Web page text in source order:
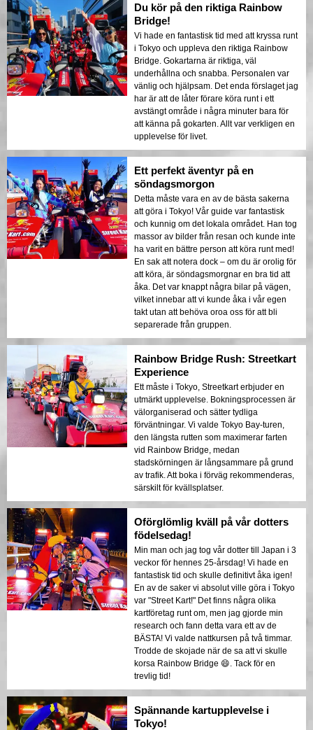
Du kör på den riktiga Rainbow
Bridge!
Vi hade en fantastisk tid med att kryssa runt
i Tokyo och uppleva den riktiga Rainbow
Bridge. Gokartarna är riktiga, väl
underhållna och snabba. Personalen var
vänlig och hjälpsam. Det enda förslaget jag
har är att de låter förare köra runt i ett
avstängt område i några minuter bara för
att känna på gokarten. Allt var verkligen en
upplevelse för livet.
Ett perfekt äventyr på en
söndagsmorgon
Detta måste vara en av de bästa sakerna
att göra i Tokyo! Vår guide var fantastisk
och kunnig om det lokala området. Han tog
massor av bilder från resan och kunde inte
ha varit en bättre person att köra runt med!
En sak att notera dock – om du är orolig för
att köra, är söndagsmorgnar en bra tid att
åka. Det var knappt några bilar på vägen,
vilket innebar att vi kunde åka i vår egen
takt utan att behöva oroa oss för att bli
separerade från gruppen.
Rainbow Bridge Rush: Streetkart
Experience
Ett måste i Tokyo, Streetkart erbjuder en
utmärkt upplevelse. Bokningsprocessen är
välorganiserad och sätter tydliga
förväntningar. Vi valde Tokyo Bay-turen,
den längsta rutten som maximerar farten
vid Rainbow Bridge, medan
stadskörningen är långsammare på grund
av trafik. Att boka i förväg rekommenderas,
särskilt för kvällsplatser.
Oförglömlig kväll på vår dotters
födelsedag!
Min man och jag tog vår dotter till Japan i 3
veckor för hennes 25-årsdag! Vi hade en
fantastisk tid och skulle definitivt åka igen!
En av de saker vi absolut ville göra i Tokyo
var "Street Kart!" Det finns några olika
kartföretag runt om, men jag gjorde min
research och fann detta vara ett av de
BÄSTA! Vi valde nattkursen på två timmar.
Trodde de skojade när de sa att vi skulle
korsa Rainbow Bridge 😄. Tack för en
trevlig tid!
Spännande kartupplevelse i
Tokyo!